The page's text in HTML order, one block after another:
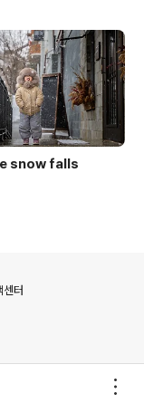
snow falls
센터